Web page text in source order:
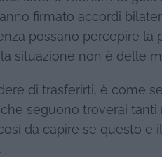
firmato accordi
possano percepire la
situazione non è delle
di trasferirti, è come
seguono troverai
da capire se questo è